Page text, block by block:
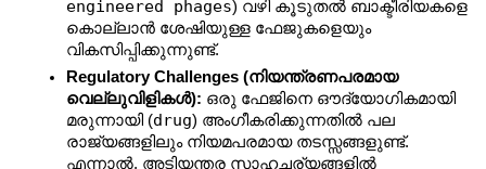
engineered phages) വഴി കൂടുതൽ ബാക്ടീരിയകളെ
കൊല്ലാൻ ശേഷിയുള്ള ഫേജുകളെയും
വികസിപ്പിക്കുന്നുണ്ട്.
Regulatory Challenges (നിയന്ത്രണപരമായ
വെല്ലുവിളികൾ): ഒരു ഫേജിനെ ഔദ്യോഗികമായി
മരുന്നായി (drug) അംഗീകരിക്കുന്നതിൽ പല
രാജ്യങ്ങളിലും നിയമപരമായ തടസ്സങ്ങളുണ്ട്.
എന്നാൽ, അടിയന്തര സാഹചര്യങ്ങളിൽ